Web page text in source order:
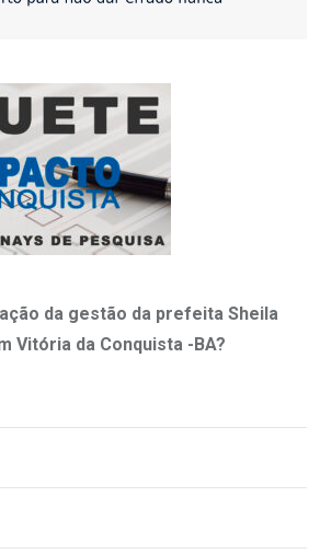
da gestão da prefeita Sheila
Vitória da Conquista -BA?